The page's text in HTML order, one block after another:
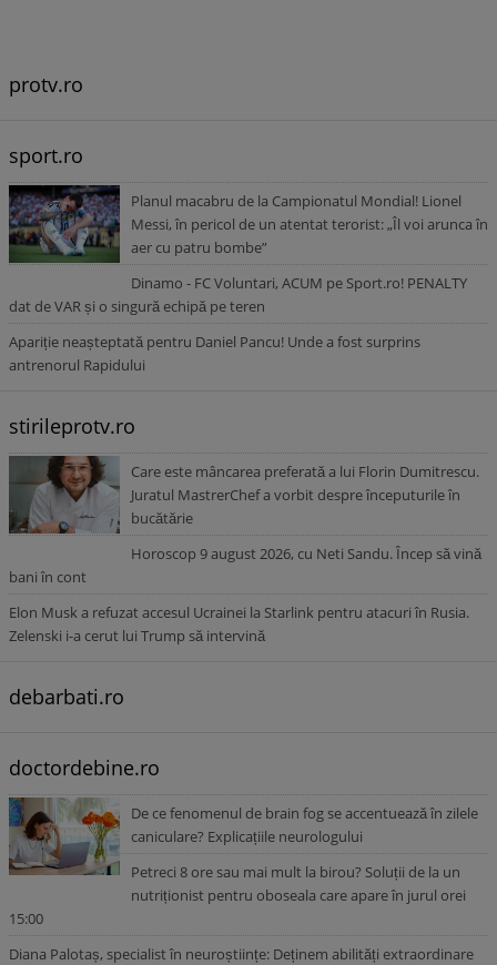
protv.ro
sport.ro
Planul macabru de la Campionatul Mondial! Lionel
Messi, în pericol de un atentat terorist: „Îl voi arunca în
aer cu patru bombe”
Dinamo - FC Voluntari, ACUM pe Sport.ro! PENALTY
dat de VAR și o singură echipă pe teren
Apariție neașteptată pentru Daniel Pancu! Unde a fost surprins
antrenorul Rapidului
stirileprotv.ro
Care este mâncarea preferată a lui Florin Dumitrescu.
Juratul MastrerChef a vorbit despre începuturile în
bucătărie
Horoscop 9 august 2026, cu Neti Sandu. Încep să vină
bani în cont
Elon Musk a refuzat accesul Ucrainei la Starlink pentru atacuri în Rusia.
Zelenski i-a cerut lui Trump să intervină
debarbati.ro
doctordebine.ro
De ce fenomenul de brain fog se accentuează în zilele
caniculare? Explicațiile neurologului
Petreci 8 ore sau mai mult la birou? Soluții de la un
nutriționist pentru oboseala care apare în jurul orei
15:00
Diana Palotaș, specialist în neuroștiințe: Deținem abilități extraordinare